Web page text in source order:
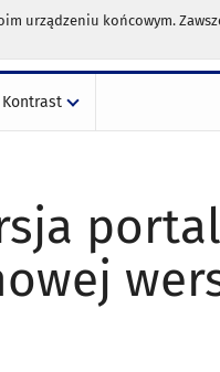
urządzeniu końcowym.
Kontrast